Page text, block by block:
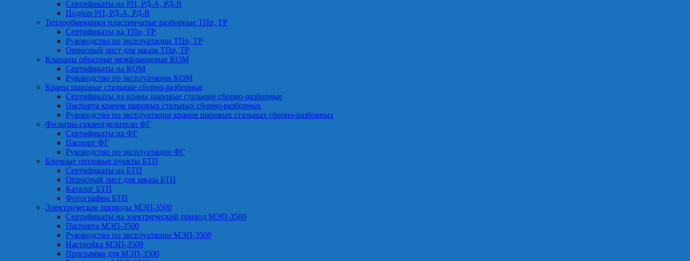
Сертификаты на РП, РД-А, РД-В
Подбор РП, РД-А, РД-В
Теплообменники пластинчатые разборные ТПр, ТР
Сертификаты на ТПр, ТР
Руководство по эксплуатации ТПр, ТР
Опросный лист для заказа ТПр, ТР
Клапаны обратные межфланцевые КОМ
Сертификаты на КОМ
Руководство по эксплуатации КОМ
Краны шаровые стальные сборно-разборные
Сертификаты на краны шаровые стальные сборно-разборные
Паспорта кранов шаровых стальных сборно-разборных
Руководство по эксплуатации кранов шаровых стальных сборно-разборных
Фильтры-грязеотделители ФГ
Сертификаты на ФГ
Паспорт ФГ
Руководство по эксплуатации ФГ
Блочные тепловые пункты БТП
Сертификаты на БТП
Опросный лист для заказа БТП
Каталог БТП
Фотографии БТП
Электрические приводы МЭП-3500
Сертификаты на электрический привод МЭП-3500
Паспорта МЭП-3500
Руководство по эксплуатации МЭП-3500
Настройка МЭП-3500
Программа для МЭП-3500